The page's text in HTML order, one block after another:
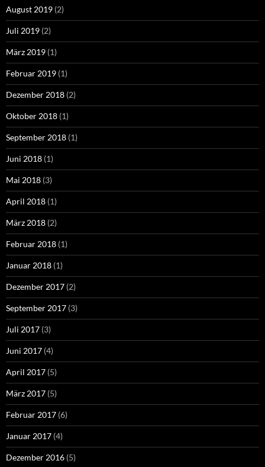
August 2019 (2)
Juli 2019 (2)
März 2019 (1)
Februar 2019 (1)
Dezember 2018 (2)
Oktober 2018 (1)
September 2018 (1)
Juni 2018 (1)
Mai 2018 (3)
April 2018 (1)
März 2018 (2)
Februar 2018 (1)
Januar 2018 (1)
Dezember 2017 (2)
September 2017 (3)
Juli 2017 (3)
Juni 2017 (4)
April 2017 (5)
März 2017 (5)
Februar 2017 (6)
Januar 2017 (4)
Dezember 2016 (5)